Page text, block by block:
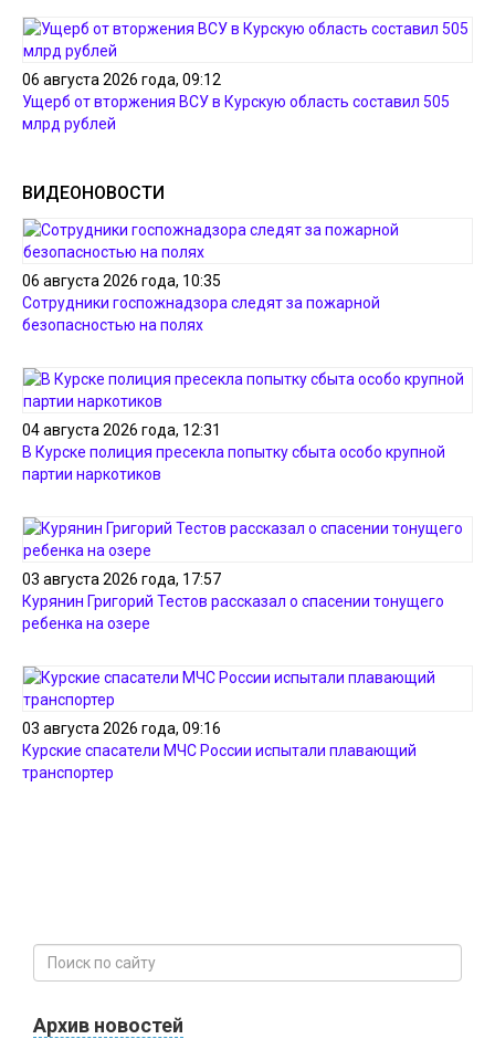
06 августа 2026 года, 09:12
Ущерб от вторжения ВСУ в Курскую область составил 505
млрд рублей
ВИДЕОНОВОСТИ
06 августа 2026 года, 10:35
Сотрудники госпожнадзора следят за пожарной
безопасностью на полях
04 августа 2026 года, 12:31
В Курске полиция пресекла попытку сбыта особо крупной
партии наркотиков
03 августа 2026 года, 17:57
Курянин Григорий Тестов рассказал о спасении тонущего
ребенка на озере
03 августа 2026 года, 09:16
Курские спасатели МЧС России испытали плавающий
транспортер
Архив новостей